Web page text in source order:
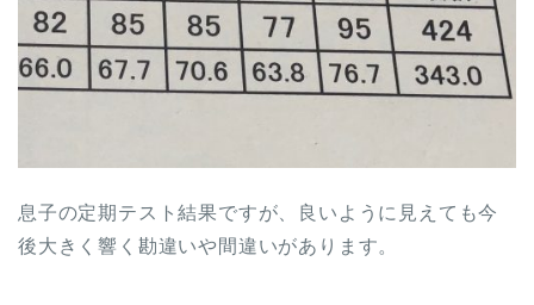
息子の定期テスト結果ですが、良いように見えても今
後大きく響く勘違いや間違いがあります。